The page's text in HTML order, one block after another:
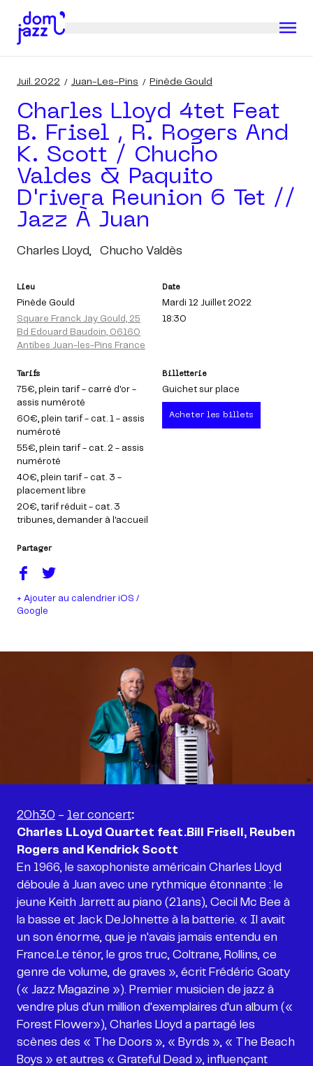
Juil. 2022 Juan-Les-Pins Pinède Gould
Charles Lloyd 4tet Feat
B. Frisel , R. Rogers And
K. Scott / Chucho
Valdes & Paquito
D'rivera Reunion 6 Tet //
Jazz À Juan
Charles Lloyd, Chucho Valdès
Lieu
Pinède Gould
Square Franck Jay Gould, 25
Bd Edouard Baudoin, 06160
Antibes Juan-les-Pins France
Date
Mardi 12 Juillet 2022
18:30
Tarifs
75€, plein tarif - carré d'or -
assis numéroté
60€, plein tarif - cat. 1 - assis
numéroté
55€, plein tarif - cat. 2 - assis
numéroté
40€, plein tarif - cat. 3 -
placement libre
20€, tarif réduit - cat. 3
tribunes, demander à l'accueil
Billetterie
Guichet sur place
Acheter les billets
Partager
+ Ajouter au calendrier iOS /
Google
20h30 - 1er concert:
Charles LLoyd Quartet feat.Bill Frisell, Reuben
Rogers and Kendrick Scott
En 1966, le saxophoniste américain Charles Lloyd
déboule à Juan avec une rythmique étonnante : le
jeune Keith Jarrett au piano (21ans), Cecil Mc Bee à
la basse et Jack DeJohnette à la batterie. « Il avait
un son énorme, que je n'avais jamais entendu en
France.Le ténor, le gros truc, Coltrane, Rollins, ce
genre de volume, de graves », écrit Frédéric Goaty
(« Jazz Magazine »). Premier musicien de jazz à
vendre plus d'un million d'exemplaires d'un album («
Forest Flower»), Charles Lloyd a partagé les
scènes des « The Doors », « Byrds », « The Beach
Boys » et autres « Grateful Dead », influençant